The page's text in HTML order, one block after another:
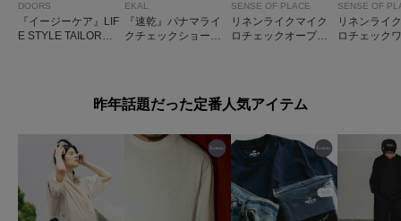
DOORS
『イージーケア』LIF
E STYLE TAILOR
EKAL
『速乾』パナマライ
クチェックショート
SENSE OF PLACE
リネンライクマイク
ロチェックオープン
SENSE OF
リネンライ
ロチェック
昨年話題だった定番人気アイテム